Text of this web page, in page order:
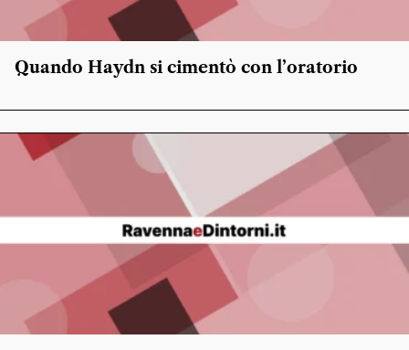
Quando Haydn si cimentò con l’oratorio